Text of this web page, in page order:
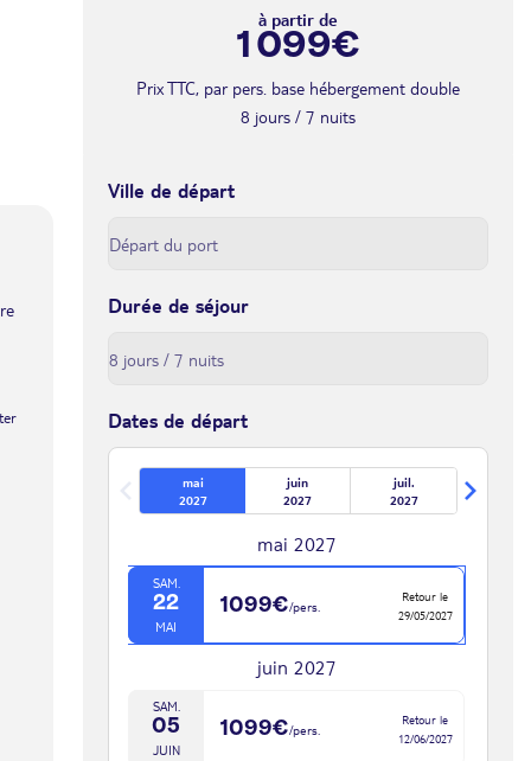
à partir de
1 099€
Prix TTC, par pers. base hébergement double
8 jours / 7 nuits
Ville de départ
Durée de séjour
Dates de départ
mai
2027
juin
2027
juil.
2027
mai 2027
SAM.
22
MAI
1099€/pers.
Retour le
29/05/2027
juin 2027
SAM.
05
JUIN
1099€/pers.
Retour le
12/06/2027